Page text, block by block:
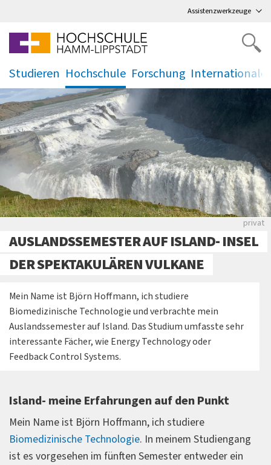
Assistenzwerkzeuge
Studieren
.
Hochschule
.
Forschung
. .
privat
AUSLANDSSEMESTER AUF ISLAND- INSEL
DER SPEKTAKULÄREN VULKANE
Mein Name ist Björn Hoffmann, ich studiere
Biomedizinische Technologie und verbrachte mein
Auslandssemester auf Island. Das Studium umfasste sehr
interessante Fächer, wie Energy Technology oder
Feedback Control Systems.
Island- meine Erfahrungen auf den Punkt
Mein Name ist Björn Hoffmann, ich studiere
Biomedizinische Technologie. In meinem Studiengang
ist es vorgesehen im fünften Semester entweder ein